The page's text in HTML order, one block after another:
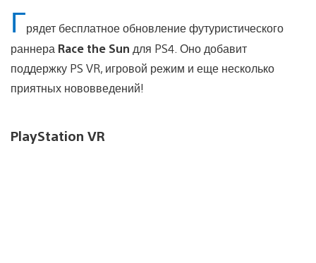
Грядет бесплатное обновление футуристического
раннера Race the Sun для PS4. Оно добавит
поддержку PS VR, игровой режим и еще несколько
приятных нововведений!
PlayStation VR